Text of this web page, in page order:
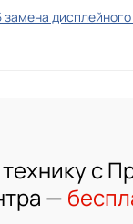
замена
с
—